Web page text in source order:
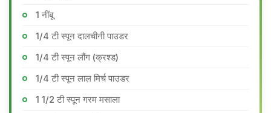
1 नींबू
1/4 टी स्पून दालचीनी पाउडर
1/4 टी स्पून लौंग (क्रश्ड)
1/4 टी स्पून लाल मिर्च पाउडर
1 1/2 टी स्पून गरम मसाला